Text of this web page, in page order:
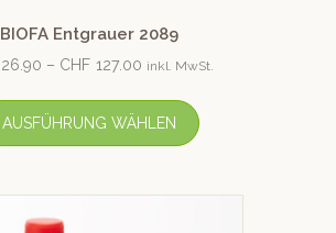
BIOFA Entgrauer 2089
26.90 – CHF 127.00 inkl. MwSt.
AUSFÜHRUNG WÄHLEN